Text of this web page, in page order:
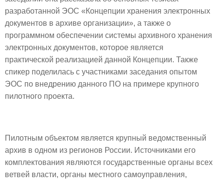
разработанной ЭОС «Концепции хранения электронных
документов в архиве организации», а также о
программном обеспечении системы архивного хранения
электронных документов, которое является
практической реализацией данной Концепции. Также
спикер поделилась с участниками заседания опытом
ЭОС по внедрению данного ПО на примере крупного
пилотного проекта.
Пилотным объектом является крупный ведомственный
архив в одном из регионов России. Источниками его
комплектования являются государственные органы всех
ветвей власти, органы местного самоуправления,